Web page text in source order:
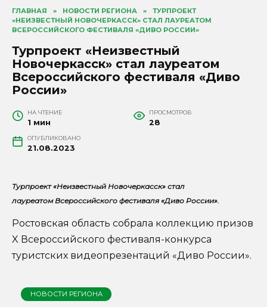
ГЛАВНАЯ » НОВОСТИ РЕГИОНА »
ТУРПРОЕКТ
«НЕИЗВЕСТНЫЙ НОВОЧЕРКАССК» СТАЛ ЛАУРЕАТОМ
ВСЕРОССИЙСКОГО ФЕСТИВАЛЯ «ДИВО РОССИИ»
Турпроект «Неизвестный
Новочеркасск» стал лауреатом
Всероссийского фестиваля «Диво
России»
НА ЧТЕНИЕ
1 мин
ПРОСМОТРОВ
28
ОПУБЛИКОВАНО
21.08.2023
Турпроект «Неизвестный Новочеркасск» стал
лауреатом Всероссийского фестиваля «Диво России».
Ростовская область собрала коллекцию призов
X Всероссийского фестиваля-конкурса
туристских видеопрезентаций «Диво России».
НОВОСТИ РЕГИОНА